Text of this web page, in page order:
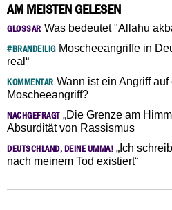
AM MEISTEN GELESEN
GLOSSAR Was bedeutet "Allahu
#BRANDEILIGMoscheeangriffe in
real“
KOMMENTAR Wann ist ein Angriff
Moscheeangriff?
NACHGEFRAGT„Die Grenze am
Absurdität von Rassismus
DEUTSCHLAND, DEINE UMMA! „Ich
nach meinem Tod existiert“